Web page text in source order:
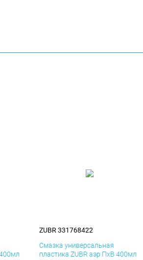
ZUBR 331768422
Смазка универсальная
пластика ZUBR аэр ПхВ 400мл